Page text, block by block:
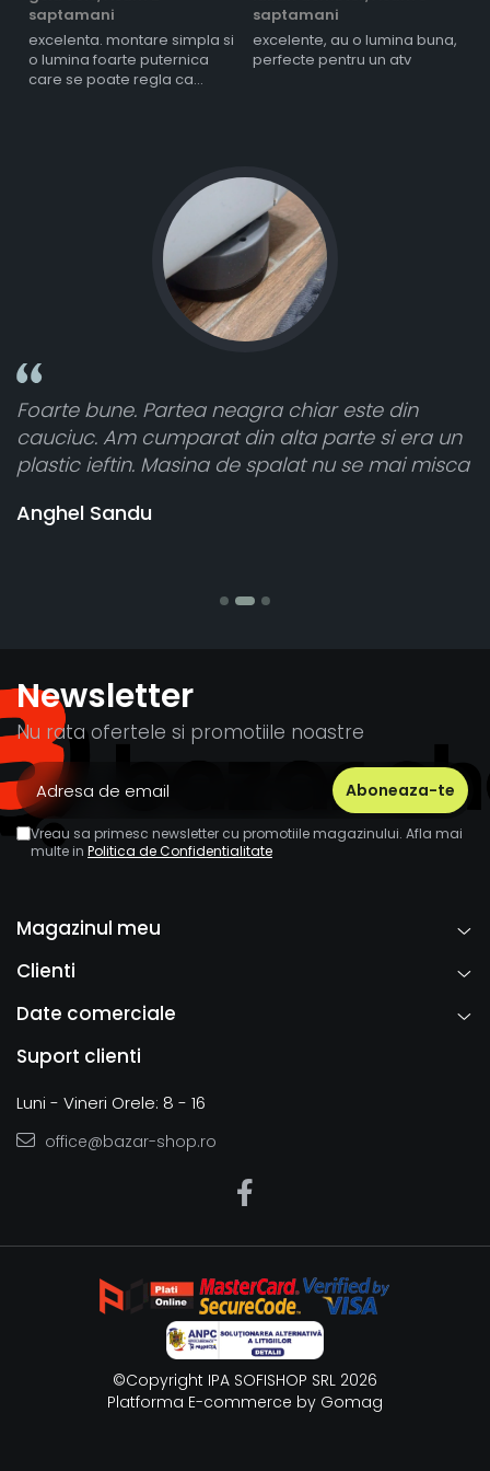
saptamani
excelenta. montare simpla si
o lumina foarte puternica
care se poate regla ca
saptamani
excelente, au o lumina buna,
perfecte pentru un atv
din
si era un
misca
Toate sunt foarte luminoase și
atât de bine în curtea din spate. A
cele 8 bucati dar una nu a funcționat,
banii pentru 1 bucata, Multumesc
Newsletter
Nu rata ofertele si promotiile noastre
Vreau sa primesc newsletter cu promotiile magazinului. Afla mai
multe in Politica de Confidentialitate
Magazinul meu
Clienti
Date comerciale
Suport clienti
Luni - Vineri Orele: 8 - 16
office@bazar-shop.ro
©Copyright IPA SOFISHOP SRL 2026
Platforma E-commerce by Gomag